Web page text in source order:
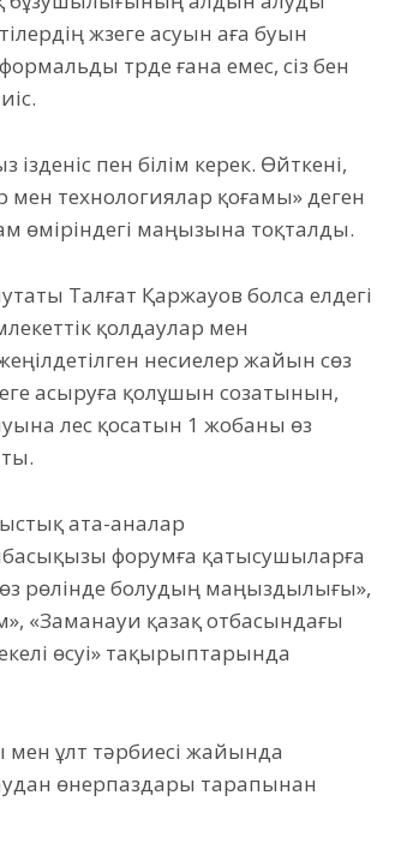
жүзеге асуын аға буын
түрде ғана емес, сіз бен
ізденіс пен білім керек. Өйткені,
мен технологиялар қоғамы» деген
өміріндегі маңызына тоқталды.
Талғат Қаржауов болса елдегі
қолдаулар мен
несиелер жайын сөз
асыруға қолұшын созатынын,
үлес қосатын 1 жобаны өз
ата-аналар
форумға қатысушыларға
рөлінде болудың маңыздылығы»,
«Заманауи қазақ отбасындағы
өсуі» тақырыптарында
ұлт тәрбиесі жайында
өнерпаздары тарапынан